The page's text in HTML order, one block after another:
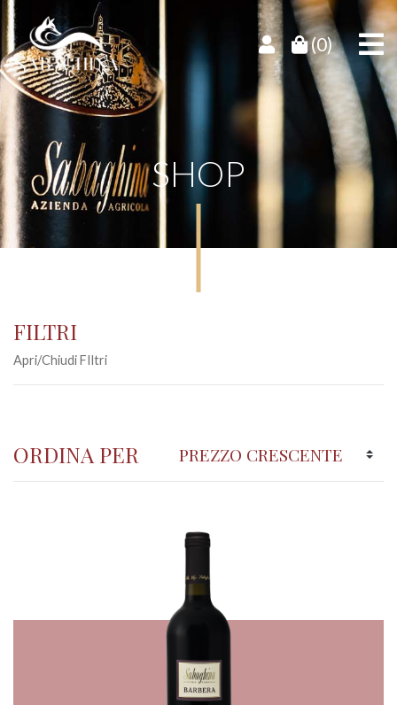
(0)
SHOP
FILTRI
Apri/Chiudi FIltri
ORDINA PER